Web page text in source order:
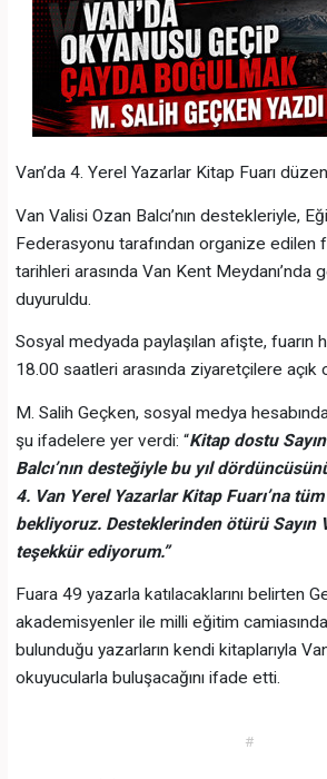
Van’da 4. Yerel Yazarlar Kitap Fuarı
Van Valisi Ozan Balcı’nın destekleriyle,
Federasyonu tarafından organize edilen
tarihleri arasında Van Kent Meydanı’nda
duyuruldu.
Sosyal medyada paylaşılan afişte, fuarın
18.00 saatleri arasında ziyaretçilere açık
M. Salih Geçken, sosyal medya
şu ifadelere yer verdi: “Kitap dostu
Balcı’nın desteğiyle bu yıl
4. Van Yerel Yazarlar Kitap Fuarı’na
bekliyoruz. Desteklerinden ötürü Sayın
teşekkür ediyorum.”
Fuara 49 yazarla katılacaklarını belirten
akademisyenler ile milli eğitim
bulunduğu yazarların kendi kitaplarıyla
okuyucularla buluşacağını ifade etti.
#